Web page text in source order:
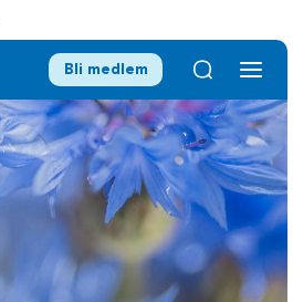
Bli medlem